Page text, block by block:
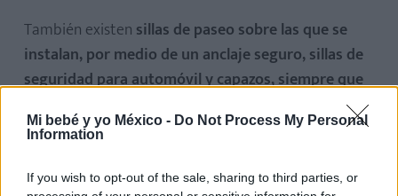
Mi bebé y yo México - Do Not Process My Personal
Information
If you wish to opt-out of the sale, sharing to third parties, or
También existen s­­illas de paseo sobre las que se
instalan, por medio de un anclaje seguro, sillas de
seguridad para automóvil y capazos, siempre que
colchoneta del asiento.Tan solo hay que reclinar el
capazo o el grupo 0+.